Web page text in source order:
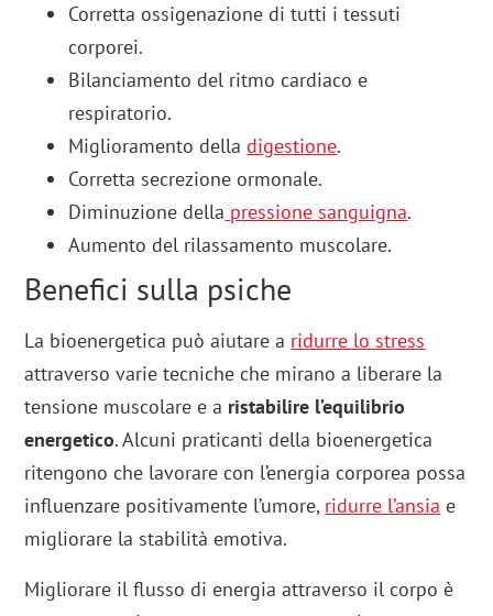
Corretta ossigenazione di tutti i tessuti
corporei.
Bilanciamento del ritmo cardiaco e
respiratorio.
Miglioramento delladigestione.
Corretta secrezione ormonale.
Diminuzione della pressione sanguigna.
Aumento del rilassamento muscolare.
Benefici sulla psiche
La bioenergetica può aiutare a ridurre lo stress
attraverso varie tecniche che mirano a liberare la
tensione muscolare e a ristabilire l’equilibrio
energetico. Alcuni praticanti della bioenergetica
ritengono che lavorare con l’energia corporea possa
influenzare positivamente l’umore, ridurre l’ansia e
migliorare la stabilità emotiva.
Migliorare il flusso di energia attraverso il corpo è